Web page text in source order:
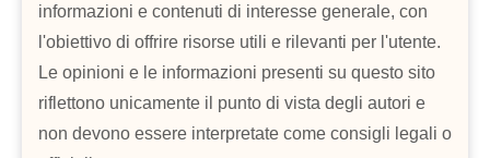
informazioni e contenuti di interesse generale, con
l'obiettivo di offrire risorse utili e rilevanti per l'utente.
Le opinioni e le informazioni presenti su questo sito
riflettono unicamente il punto di vista degli autori e
non devono essere interpretate come consigli legali o